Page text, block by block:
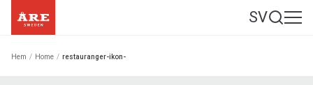
SV
Hem / Home / restauranger-ikon-